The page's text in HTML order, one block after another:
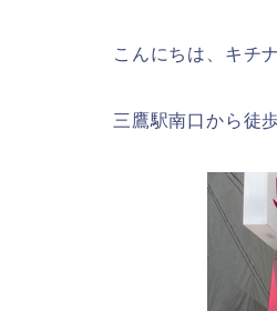
こんにちは、キチ
三鷹駅南口から徒